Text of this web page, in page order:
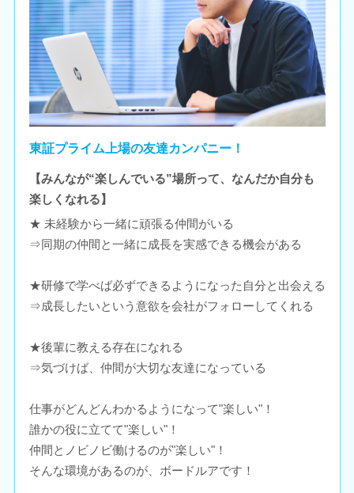
東証プライム上場の友達カンパニー！
【みんなが“楽しんでいる”場所って、なんだか自分も
楽しくなれる】
★ 未経験から一緒に頑張る仲間がいる
⇒同期の仲間と一緒に成長を実感できる機会がある
★研修で学べば必ずできるようになった自分と出会える
⇒成長したいという意欲を会社がフォローしてくれる
★後輩に教える存在になれる
⇒気づけば、仲間が大切な友達になっている
仕事がどんどんわかるようになって"楽しい"！
誰かの役に立てて"楽しい"！
仲間とノビノビ働けるのが"楽しい"！
そんな環境があるのが、ボードルアです！